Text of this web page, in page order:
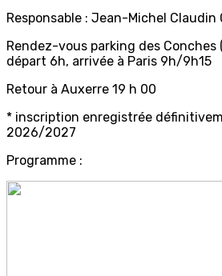
Responsable : Jean-Michel Claudin
Rendez-vous parking des Conches
départ 6h, arrivée à Paris 9h/9h15
Retour à Auxerre 19 h 00
* inscription enregistrée
2026/2027
Programme :